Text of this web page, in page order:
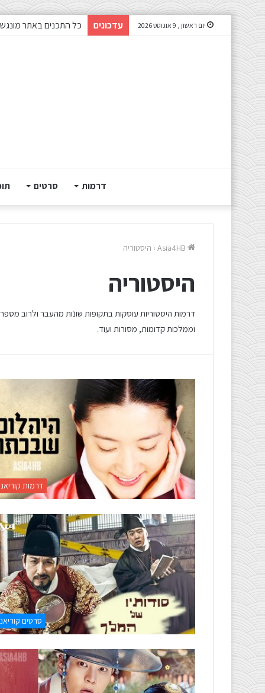
יום ראשון , 9 אוגוסט 2026 עדכונים כל התכנים באתר
דרמות סרטים
› היסטוריה
היסטוריה
דרמות היסטוריות עוסקות בתקופות שונות מהעבר ולרוב
וממלכות קדומות, מסורות ועוד.
דרמות
סרטים